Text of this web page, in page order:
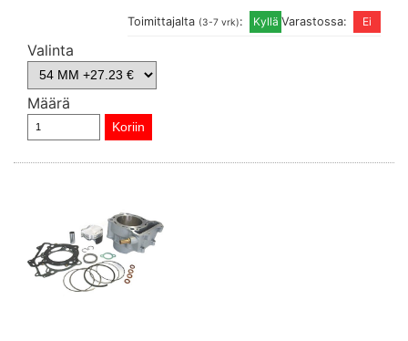
Varastossa:
Toimittajalta (3-7 vrk):
Valinta
Määrä